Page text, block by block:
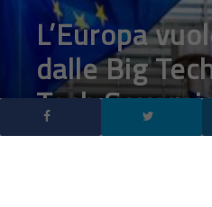
L’Europa
dalle Big
Tech
Package, il